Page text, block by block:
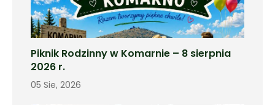
Piknik Rodzinny w Komarnie – 8 sierpnia
2026 r.
05 Sie, 2026